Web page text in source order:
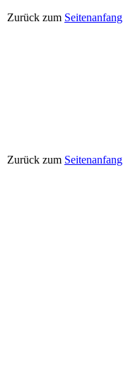
Zurück zum Seitenanfang
Zurück zum Seitenanfang